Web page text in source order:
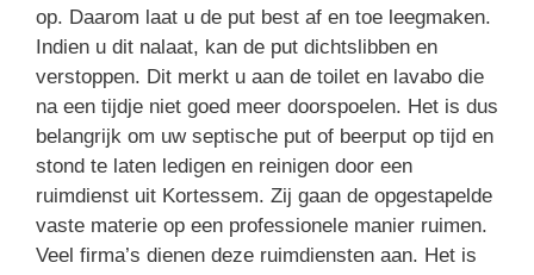
op. Daarom laat u de put best af en toe leegmaken.
Indien u dit nalaat, kan de put dichtslibben en
verstoppen. Dit merkt u aan de toilet en lavabo die
na een tijdje niet goed meer doorspoelen. Het is dus
belangrijk om uw septische put of beerput op tijd en
stond te laten ledigen en reinigen door een
ruimdienst uit Kortessem. Zij gaan de opgestapelde
vaste materie op een professionele manier ruimen.
Veel firma’s dienen deze ruimdiensten aan. Het is